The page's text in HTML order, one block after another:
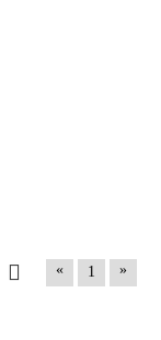
« 1 »